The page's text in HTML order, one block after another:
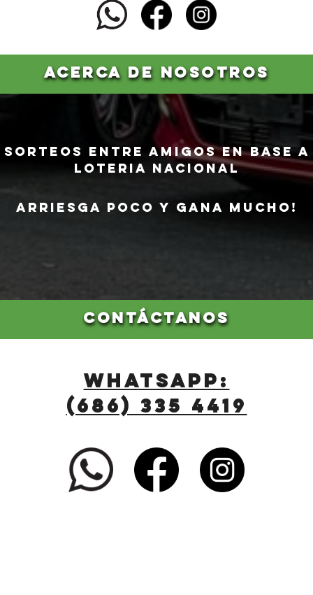
ACERCA DE NOSOTROS
Sorteos ENTRE AMIGOS en base a
LOTERIA NACIONAL
ARRIESGA POCO Y GANA MUCHO!
CONTÁCTANOS
WHATSAPP:
(686) 335 4419